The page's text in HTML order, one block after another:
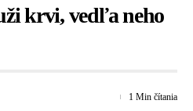
krvi, vedľa neho
1 Min čítania